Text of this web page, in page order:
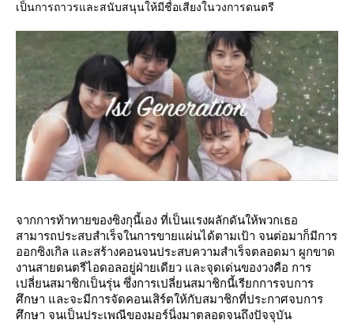
เป็นการถาวรและสนับสนุนให้มีชื่อเสียงในวงการดนตรี
จากการท้าทายของซิงกุนี้เอง ที่เป็นแรงผลักดันให้พวกเธอ
สามารถประสบสำเร็จในการขายแผ่นได้ตามเป้า จนต่อมาก็มีการ
ออกซิงเกิล และสร้างคอนจนประสบความสำเร็จตลอดมา ผูกขาด
งานสายดนตรีไอดอลอยู่ฝ่ายเดียว และจุดเด่นของวงคือ การ
เปลี่ยนสมาชิกเป็นรุ่น ซึ่งการเปลี่ยนสมาชิกนี้เรียกการจบการ
ศึกษา และจะมีการจัดคอนเสิร์ตให้กับสมาชิกที่ประกาศจบการ
ศึกษา จนเป็นประเพณีของมอร์นิ่งมาตลอดจนถึงปัจจุบัน